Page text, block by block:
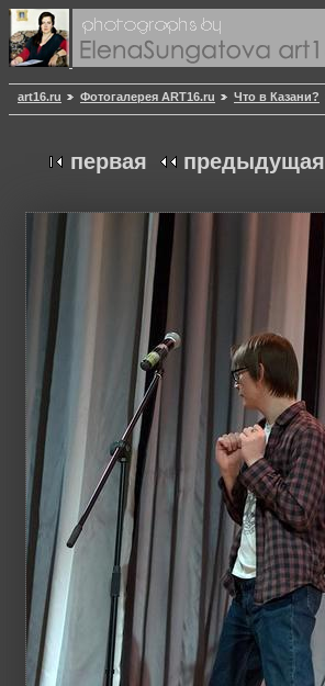
art16.ru Фотогалерея ART16.ru Что в Казани?
первая предыдущая